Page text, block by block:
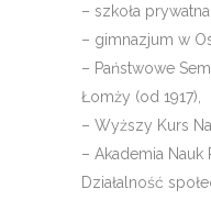
– szkoła
– gimnazjum w
– Państwowe
Łomży (od 1917),
– Wyższy Kurs
– Akademia Nauk
Działalność